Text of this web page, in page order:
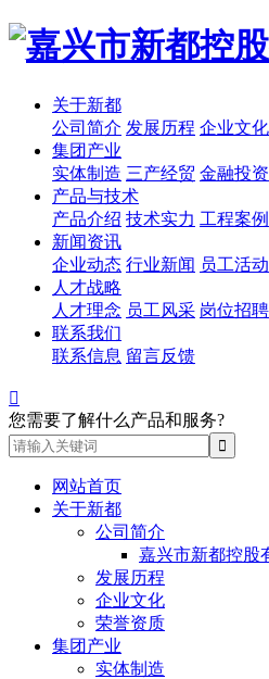
关于新都
公司简介 发展历程 企业文化
集团产业
实体制造 三产经贸 金融投资
产品与技术
产品介绍 技术实力 工程案例
新闻资讯
企业动态 行业新闻 员工活动
人才战略
人才理念 员工风采 岗位招聘
联系我们
联系信息 留言反馈

您需要了解什么产品和服务?
网站首页
关于新都
公司简介
嘉兴市新都控股
发展历程
企业文化
荣誉资质
集团产业
实体制造